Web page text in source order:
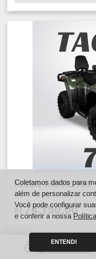
HISUN TACTIC 750
74.150,00
Ano
2026
Coletamos dados para
além de personalizar
Você pode configurar
e conferir a nossa
ENTENDI